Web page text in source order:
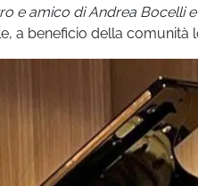
e amico di Andrea Bocelli
a beneficio della comunità